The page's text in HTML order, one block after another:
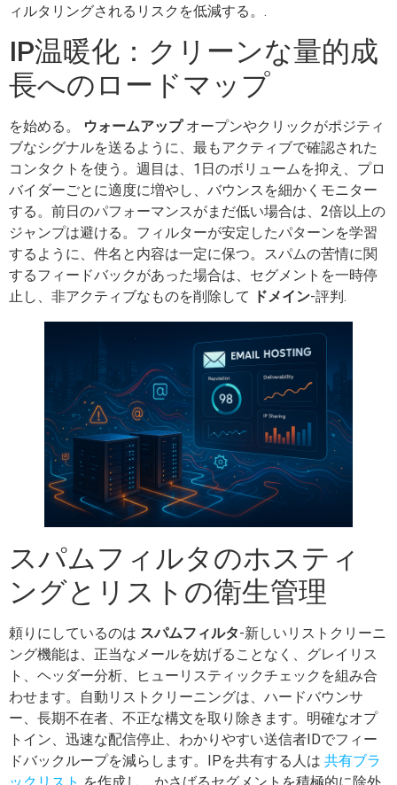
ィルタリングされるリスクを低減する。.
IP温暖化：クリーンな量的成
長へのロードマップ
を始める。 ウォームアップオープンやクリックがポジティ
ブなシグナルを送るように、最もアクティブで確認された
コンタクトを使う。週目は、1日のボリュームを抑え、プロ
バイダーごとに適度に増やし、バウンスを細かくモニター
する。前日のパフォーマンスがまだ低い場合は、2倍以上の
ジャンプは避ける。フィルターが安定したパターンを学習
するように、件名と内容は一定に保つ。スパムの苦情に関
するフィードバックがあった場合は、セグメントを一時停
止し、非アクティブなものを削除して
ドメイン-評判.
スパムフィルタのホスティ
ングとリストの衛生管理
頼りにしているのは スパムフィルタ-新しいリストクリーニ
ング機能は、正当なメールを妨げることなく、グレイリス
ト、ヘッダー分析、ヒューリスティックチェックを組み合
わせます。自動リストクリーニングは、ハードバウンサ
ー、長期不在者、不正な構文を取り除きます。明確なオプ
トイン、迅速な配信停止、わかりやすい送信者IDでフィー
ドバックループを減らします。IPを共有する人は 共有ブラ